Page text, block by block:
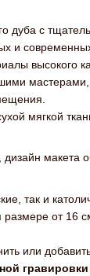
дуба с
и
высокого
мягкой
так и
от 16
или
гравировки